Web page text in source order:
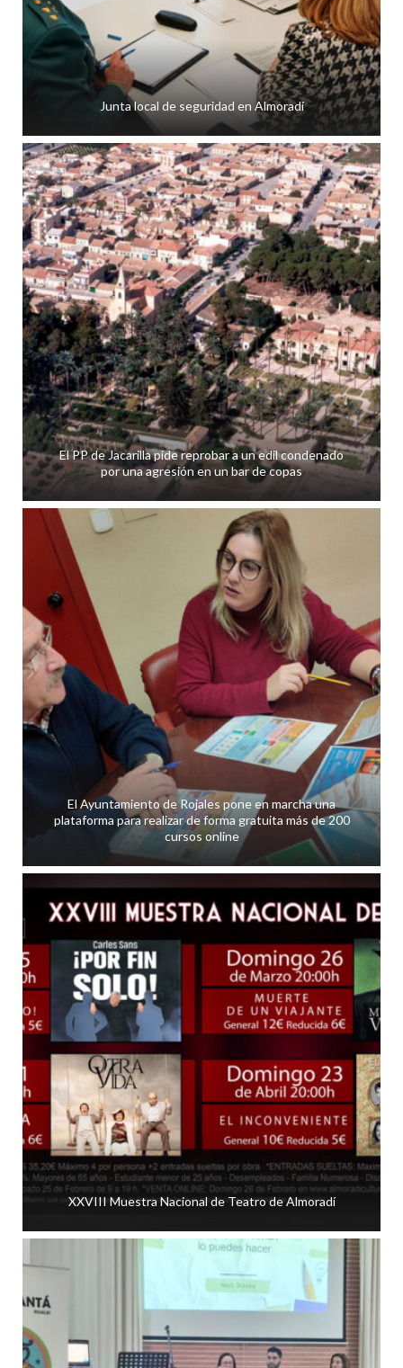
Junta local de seguridad en Almoradí
El PP de Jacarilla pide reprobar a un edil condenado
por una agresión en un bar de copas
El Ayuntamiento de Rojales pone en marcha una
plataforma para realizar de forma gratuita más de 200
cursos online
XXVIII Muestra Nacional de Teatro de Almoradí